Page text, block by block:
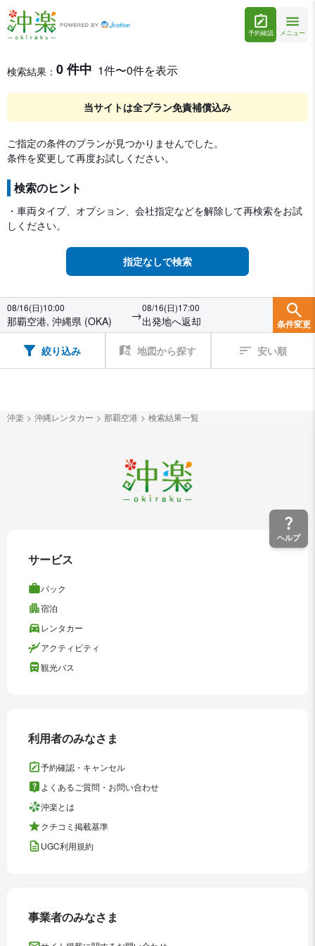
予約確認 メニュー
レンタカー検索・比較
レンタカー検索結果
検索結果： 0 件中 1件〜0件を表示
当サイトは全プラン免責補償込み
ご指定の条件のプランが見つかりませんでした。
条件を変更して再度お試しください。
検索のヒント
・車両タイプ、オプション、会社指定などを解除して再検索をお試
しください。
指定なしで検索
08/16(日)10:00
那覇空港, 沖縄県 (OKA) →08/16(日)17:00
出発地へ返却 条件変更
絞り込み 地図から探す 安い順
ヘルプ
沖楽 沖縄レンタカー 那覇空港 検索結果一覧
サービス
パック
宿泊
レンタカー
アクティビティ
観光バス
利用者のみなさま
予約確認・キャンセル
よくあるご質問・お問い合わせ
沖楽とは
クチコミ掲載基準
UGC利用規約
事業者のみなさま